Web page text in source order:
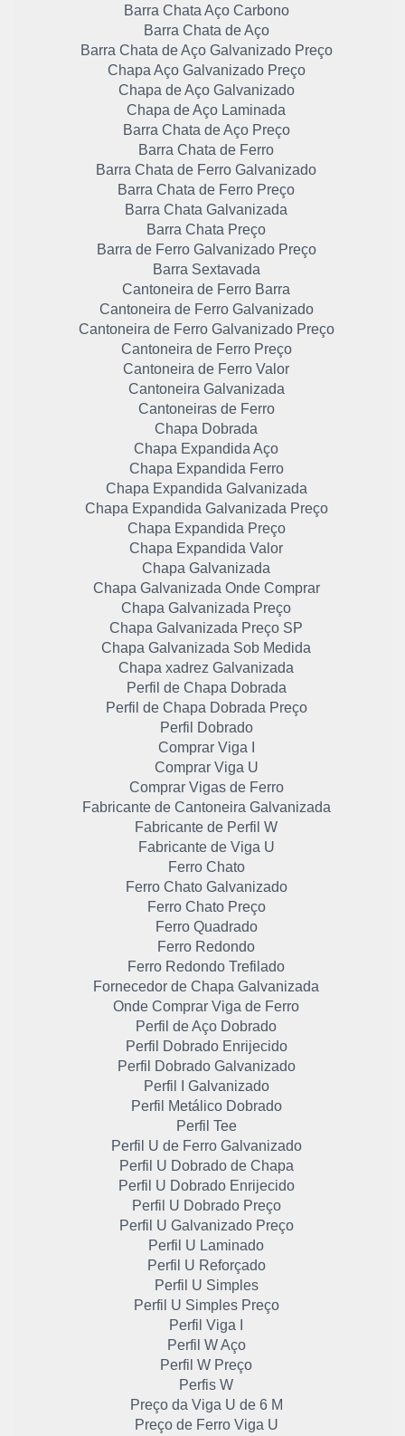
Barra Chata Aço Carbono
Barra Chata de Aço
Barra Chata de Aço Galvanizado Preço
Chapa Aço Galvanizado Preço
Chapa de Aço Galvanizado
Chapa de Aço Laminada
Barra Chata de Aço Preço
Barra Chata de Ferro
Barra Chata de Ferro Galvanizado
Barra Chata de Ferro Preço
Barra Chata Galvanizada
Barra Chata Preço
Barra de Ferro Galvanizado Preço
Barra Sextavada
Cantoneira de Ferro Barra
Cantoneira de Ferro Galvanizado
Cantoneira de Ferro Galvanizado Preço
Cantoneira de Ferro Preço
Cantoneira de Ferro Valor
Cantoneira Galvanizada
Cantoneiras de Ferro
Chapa Dobrada
Chapa Expandida Aço
Chapa Expandida Ferro
Chapa Expandida Galvanizada
Chapa Expandida Galvanizada Preço
Chapa Expandida Preço
Chapa Expandida Valor
Chapa Galvanizada
Chapa Galvanizada Onde Comprar
Chapa Galvanizada Preço
Chapa Galvanizada Preço SP
Chapa Galvanizada Sob Medida
Chapa xadrez Galvanizada
Perfil de Chapa Dobrada
Perfil de Chapa Dobrada Preço
Perfil Dobrado
Comprar Viga I
Comprar Viga U
Comprar Vigas de Ferro
Fabricante de Cantoneira Galvanizada
Fabricante de Perfil W
Fabricante de Viga U
Ferro Chato
Ferro Chato Galvanizado
Ferro Chato Preço
Ferro Quadrado
Ferro Redondo
Ferro Redondo Trefilado
Fornecedor de Chapa Galvanizada
Onde Comprar Viga de Ferro
Perfil de Aço Dobrado
Perfil Dobrado Enrijecido
Perfil Dobrado Galvanizado
Perfil I Galvanizado
Perfil Metálico Dobrado
Perfil Tee
Perfil U de Ferro Galvanizado
Perfil U Dobrado de Chapa
Perfil U Dobrado Enrijecido
Perfil U Dobrado Preço
Perfil U Galvanizado Preço
Perfil U Laminado
Perfil U Reforçado
Perfil U Simples
Perfil U Simples Preço
Perfil Viga I
Perfil W Aço
Perfil W Preço
Perfis W
Preço da Viga U de 6 M
Preço de Ferro Viga U